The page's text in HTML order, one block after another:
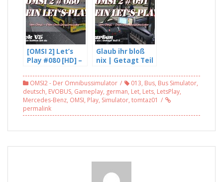
Steuer?
Supergeil! L255
(1/2)
[OMSI 2] Let’s
Play #080 [HD] –
Button ist da |
Gladbeck v5
Glaub ihr bloß
nix | Getagt Teil
OMSI2 - Der Omnibussimulator 013, Bus, Bus Simulator,
deutsch, EVOBUS, Gameplay, german, Let, Lets, LetsPlay,
Mercedes-Benz, OMSI, Play, Simulator, tomtaz01
permalink